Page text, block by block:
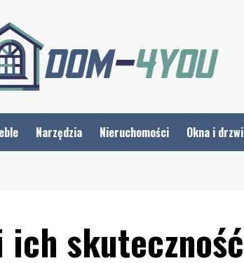
Narzędzia Nieruchomości Okna i drzwi
skuteczność